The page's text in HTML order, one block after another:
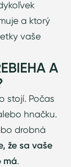
a ktorý
vaše
A
stojí. Počas
hnačku.
drobná
že sa vaše
má.